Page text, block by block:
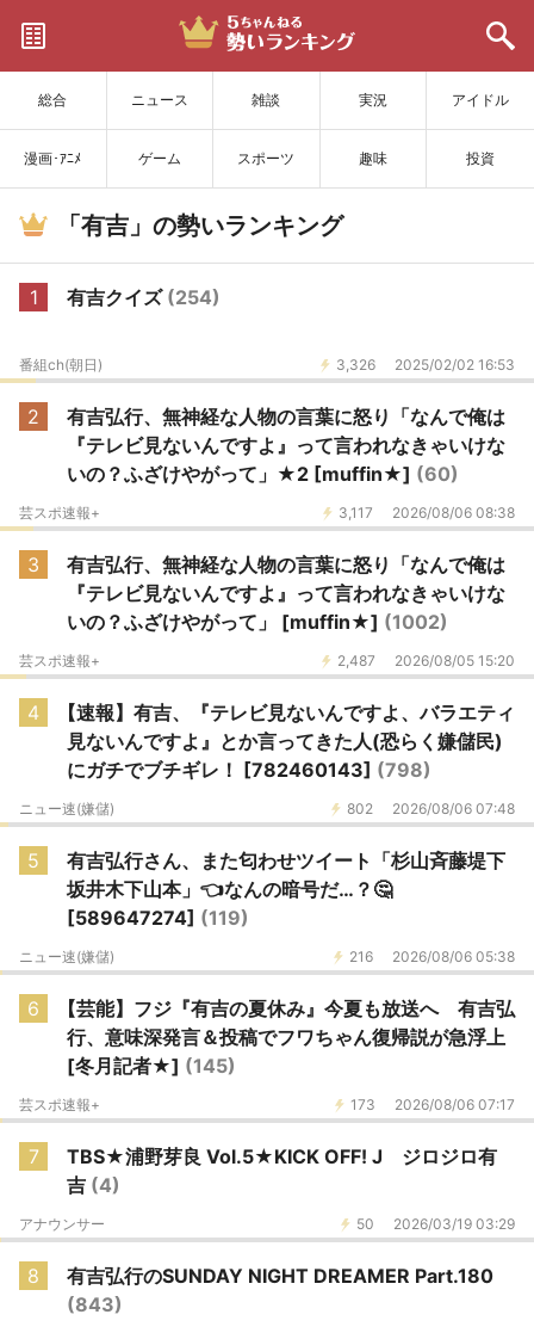
総合 ニュース 雑談 実況 アイドル
漫画･ｱﾆﾒ ゲーム スポーツ 趣味 投資
サイトを更新
「有吉」の勢いランキング
1 有吉クイズ (254)
3,326 2025/02/02 16:53
番組ch(朝日)
2
有吉弘行、無神経な人物の言葉に怒り「なんで俺は
『テレビ見ないんですよ』って言われなきゃいけな
いの？ふざけやがって」★2 [muffin★] (60)
3,117 2026/08/06 08:38
芸スポ速報+
3
有吉弘行、無神経な人物の言葉に怒り「なんで俺は
『テレビ見ないんですよ』って言われなきゃいけな
いの？ふざけやがって」 [muffin★] (1002)
2,487 2026/08/05 15:20
芸スポ速報+
4
【速報】有吉、『テレビ見ないんですよ、バラエティ
見ないんですよ』とか言ってきた人(恐らく嫌儲民)
にガチでブチギレ！ [782460143] (798)
802 2026/08/06 07:48
ニュー速(嫌儲)
5
有吉弘行さん、また匂わせツイート「杉山斉藤堤下
坂井木下山本」👈なんの暗号だ…？🤔
[589647274] (119)
216 2026/08/06 05:38
ニュー速(嫌儲)
6
【芸能】フジ『有吉の夏休み』今夏も放送へ 有吉弘
行、意味深発言＆投稿でフワちゃん復帰説が急浮上
[冬月記者★] (145)
173 2026/08/06 07:17
芸スポ速報+
7
TBS★浦野芽良 Vol.5★KICK OFF! J ジロジロ有
吉 (4)
50 2026/03/19 03:29
アナウンサー
8
有吉弘行のSUNDAY NIGHT DREAMER Part.180
(843)